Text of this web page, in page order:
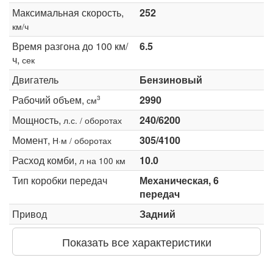
Максимальная скорость,
км/ч
252
Время разгона до 100 км/
ч, сек
6.5
Двигатель
Бензиновый
Рабочий объем, см3
2990
Мощность, л.с. / оборотах
240/6200
Момент, Н·м / оборотах
305/4100
Расход комби, л на 100 км
10.0
Тип коробки передач
Механическая, 6
передач
Привод
Задний
Показать все характеристики